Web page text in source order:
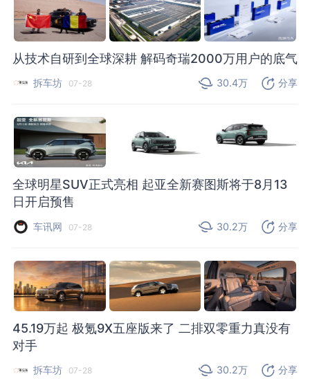
从技术自研到全球深耕 解码奇瑞2000万用户的底气
拆车坊 07-28 30.4万 分享
全球明星SUV正式亮相 起亚全新赛图斯将于8月13
日开启预售
车讯网 07-28 30.2万 分享
45.19万起 极氪9X五座版来了 二排双零重力真没有
对手
拆车坊 07-28 30.2万 分享